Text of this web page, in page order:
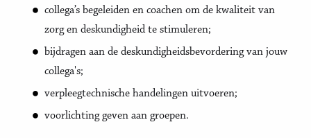
collega’s begeleiden en coachen om de kwaliteit van
zorg en deskundigheid te stimuleren;
bijdragen aan de deskundigheidsbevordering van jouw
collega's;
verpleegtechnische handelingen uitvoeren;
voorlichting geven aan groepen.